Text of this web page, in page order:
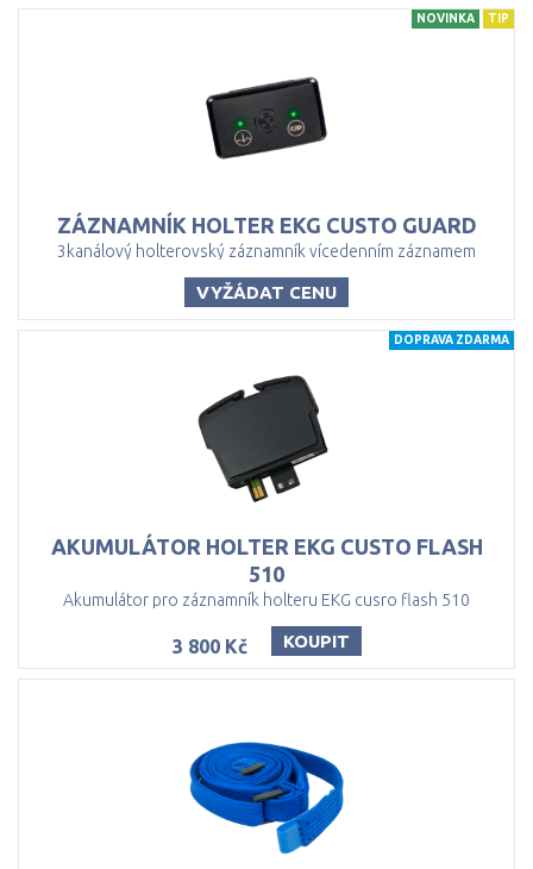
ZÁZNAMNÍK HOLTER EKG CUSTO GUARD
3kanálový holterovský záznamník vícedenním záznamem
VYŽÁDAT CENU
NOVINKA TIP
AKUMULÁTOR HOLTER EKG CUSTO FLASH
510
Akumulátor pro záznamník holteru EKG cusro flash 510
3 800 Kč KOUPIT
DOPRAVA ZDARMA